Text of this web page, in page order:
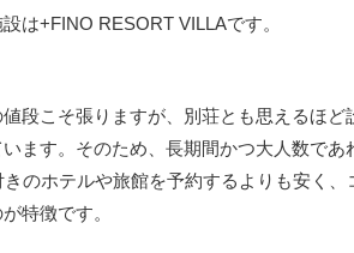
は+FINO RESORT VILLAです。
段こそ張りますが、別荘とも思えるほど
ます。そのため、長期間かつ大人数であ
のホテルや旅館を予約するよりも安く、
特徴です。